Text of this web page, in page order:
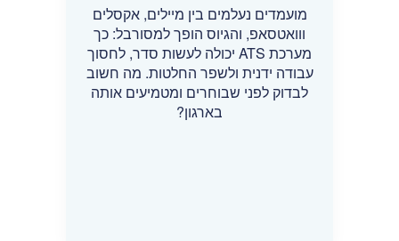
מועמדים נעלמים בין מיילים, אקסלים
ווואטסאפ, והגיוס הופך למסורבל: כך
מערכת ATS יכולה לעשות סדר, לחסוך
עבודה ידנית ולשפר החלטות. מה חשוב
לבדוק לפני שבוחרים ומטמיעים אותה
בארגון?